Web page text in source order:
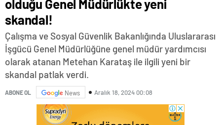
olduğu Genel Müdürlükte yeni
skandal!
Çalışma ve Sosyal Güvenlik Bakanlığında Uluslararası
İşgücü Genel Müdürlüğüne genel müdür yardımcısı
olarak atanan Metehan Karataş ile ilgili yeni bir
skandal patlak verdi.
ABONE OL News Aralık 18, 2024 00:08